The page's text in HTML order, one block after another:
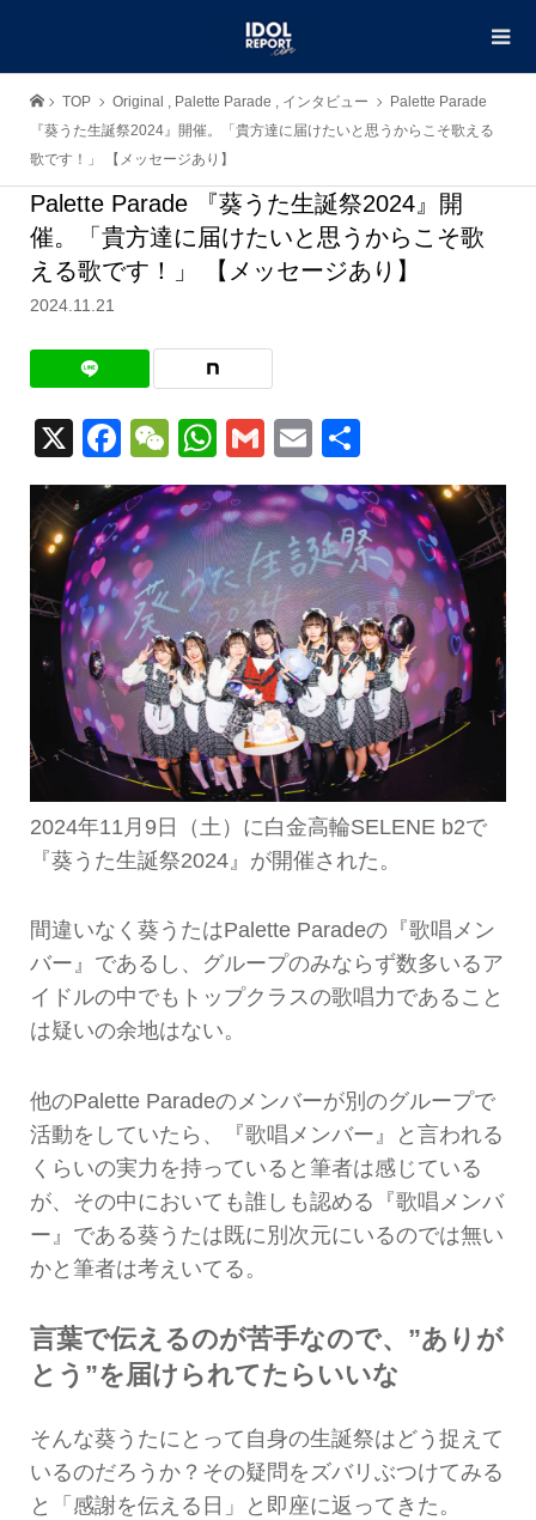
TOP Original , Palette Parade , インタビュー
Palette Parade
『葵うた生誕祭2024』開催。「貴方達に届けたいと思うからこそ歌える
歌です！」 【メッセージあり】
Palette Parade 『葵うた生誕祭2024』開
催。「貴方達に届けたいと思うからこそ歌
える歌です！」 【メッセージあり】
2024.11.21
X Facebook
WeChat
WhatsApp
GmailEmail
有
2024年11月9日（土）に白金高輪SELENE b2で
『葵うた生誕祭2024』が開催された。
間違いなく葵うたはPalette Paradeの『歌唱メン
バー』であるし、グループのみならず数多いるア
イドルの中でもトップクラスの歌唱力であること
は疑いの余地はない。
他のPalette Paradeのメンバーが別のグループで
活動をしていたら、『歌唱メンバー』と言われる
くらいの実力を持っていると筆者は感じている
が、その中においても誰しも認める『歌唱メンバ
ー』である葵うたは既に別次元にいるのでは無い
かと筆者は考えいてる。
言葉で伝えるのが苦手なので、”ありが
とう”を届けられてたらいいな
そんな葵うたにとって自身の生誕祭はどう捉えて
いるのだろうか？その疑問をズバリぶつけてみる
と「感謝を伝える日」と即座に返ってきた。